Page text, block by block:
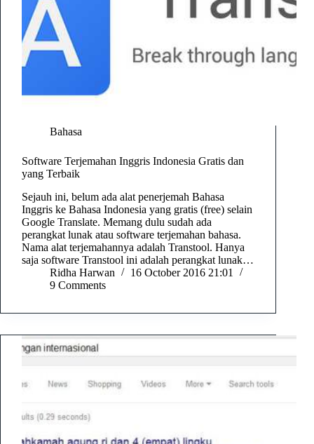
Bahasa
Software Terjemahan Inggris Indonesia Gratis dan
yang Terbaik
Sejauh ini, belum ada alat penerjemah Bahasa
Inggris ke Bahasa Indonesia yang gratis (free) selain
Google Translate. Memang dulu sudah ada
perangkat lunak atau software terjemahan bahasa.
Nama alat terjemahannya adalah Transtool. Hanya
saja software Transtool ini adalah perangkat lunak…
Ridha Harwan
16 October 2016 21:01
9 Comments